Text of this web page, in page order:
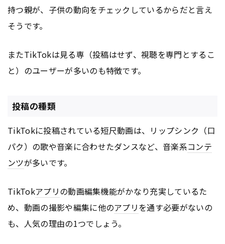
持つ親が、子供の動向をチェックしているからだと言え
そうです。
またTikTokは見る専（投稿はせず、視聴を専門とするこ
と）のユーザーが多いのも特徴です。
投稿の種類
TikTokに投稿されている短尺動画は、リップシンク（口
パク）の歌や音楽に合わせたダンスなど、音楽系コンテ
ンツが多いです。
TikTokアプリの動画編集機能がかなり充実しているた
め、動画の撮影や編集に他のアプリを通す必要がないの
も、人気の理由の1つでしょう。